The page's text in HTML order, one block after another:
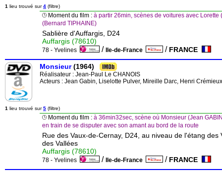
1 lieu trouvé sur4 (filtre)
Moment du film : à partir 26min, scènes de voitures avec
(Bernard TIPHAINE)
Sablière d'Auffargis, D24
Auffargis (78610)
78 - Yvelines / Ile-de-France / FRANCE
Monsieur(1964)
Réalisateur : Jean-Paul Le CHANOIS
Acteurs : Jean Gabin, Liselotte Pulver, Mireille Darc, Henri
1 lieu trouvé sur5 (filtre)
Moment du film : à 36min32sec, scène où Monsieur (Jean
en train de se disputer avec son amant au bord de la route
Rue des Vaux-de-Cernay, D24, au niveau de l'étang des
des Vallées
Auffargis (78610)
78 - Yvelines / Ile-de-France / FRANCE